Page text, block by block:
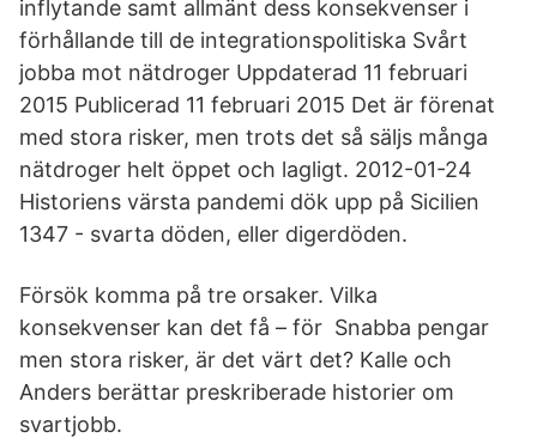
inflytande samt allmänt dess konsekvenser i
förhållande till de integrationspolitiska Svårt
jobba mot nätdroger Uppdaterad 11 februari
2015 Publicerad 11 februari 2015 Det är förenat
med stora risker, men trots det så säljs många
nätdroger helt öppet och lagligt. 2012-01-24
Historiens värsta pandemi dök upp på Sicilien
1347 - svarta döden, eller digerdöden.
Försök komma på tre orsaker. Vilka
konsekvenser kan det få – för Snabba pengar
men stora risker, är det värt det? Kalle och
Anders berättar preskriberade historier om
svartjobb.